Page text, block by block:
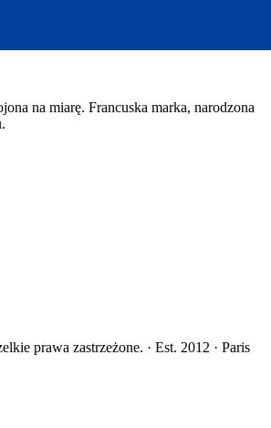
na miarę. Francuska marka, narodzona
prawa zastrzeżone. · Est. 2012 · Paris